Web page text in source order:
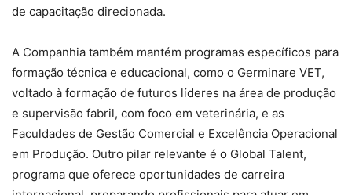
de capacitação direcionada.
A Companhia também mantém programas específicos para
formação técnica e educacional, como o Germinare VET,
voltado à formação de futuros líderes na área de produção
e supervisão fabril, com foco em veterinária, e as
Faculdades de Gestão Comercial e Excelência Operacional
em Produção. Outro pilar relevante é o Global Talent,
programa que oferece oportunidades de carreira